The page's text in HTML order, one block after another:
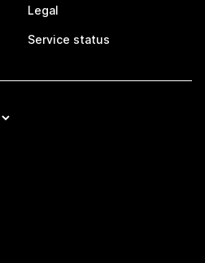
Legal
Service status